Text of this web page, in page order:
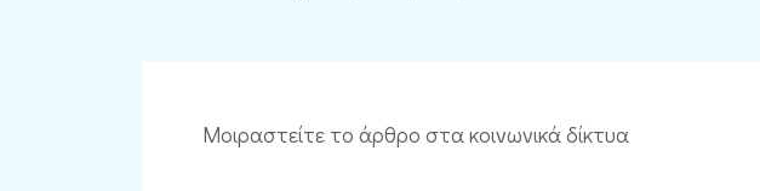
Μοιραστείτε το άρθρο στα κοινωνικά δίκτυα